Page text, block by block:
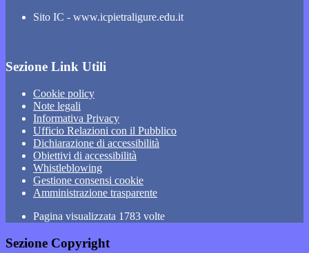
Sito IC - www.icpietraligure.edu.it
Sezione Link Utili
Cookie policy
Note legali
Informativa Privacy
Ufficio Relazioni con il Pubblico
Dichiarazione di accessibilità
Obiettivi di accessibilità
Whistleblowing
Gestione consensi cookie
Amministrazione trasparente
Pagina visualizzata 1783 volte
Sezione Copyright